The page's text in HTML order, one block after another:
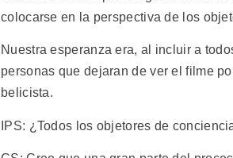
colocarse en la perspectiva de los
Nuestra esperanza era, al incluir a
personas que dejaran de ver el filme
belicista.
IPS: ¿Todos los objetores de